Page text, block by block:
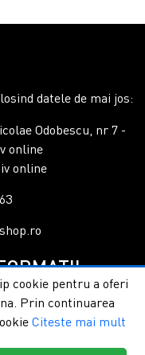
datele de mai jos:
Odobescu, nr 7 -
online
online
si service
livrare
cookie pentru a oferi
Prin continuarea
Citeste mai mult